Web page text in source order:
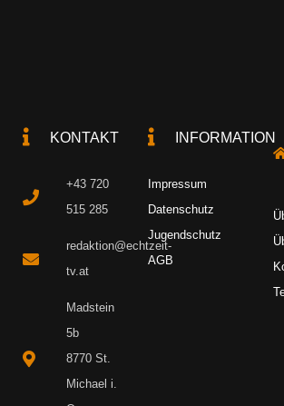
KONTAKT
+43 720
515 285
redaktion@echtzeit-
tv.at
Madstein
5b
8770 St.
Michael i.
INFORMATION
Impressum
Datenschutz
Jugendschutz
AGB